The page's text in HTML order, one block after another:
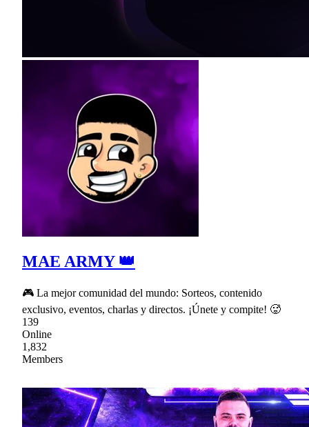
MAE ARMY 👑
🎮 La mejor comunidad del mundo: Sorteos, contenido
exclusivo, eventos, charlas y directos. ¡Únete y compite! 🥵
139
Online
1,832
Members